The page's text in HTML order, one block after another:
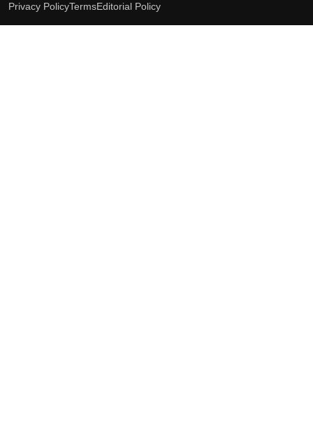
Privacy PolicyTermsEditorial Policy